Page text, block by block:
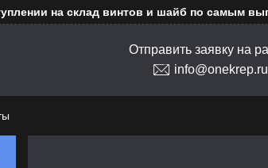
на склад винтов и шайб по самым
Отправить заявку на
info@onekrep.ru